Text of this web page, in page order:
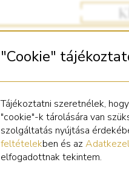
"Cookie"
Tájékoztatni szeretnélek,
"cookie"-k tárolására van
szolgáltatás nyújtása
feltételekben és az
elfogadottnak tekintem.
Könnyű, bizsu